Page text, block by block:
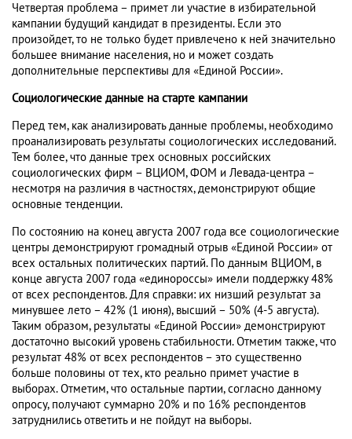
Четвертая проблема – примет ли участие в избирательной
кампании будущий кандидат в президенты. Если это
произойдет, то не только будет привлечено к ней значительно
большее внимание населения, но и может создать
дополнительные перспективы для «Единой России».
Социологические данные на старте кампании
Перед тем, как анализировать данные проблемы, необходимо
проанализировать результаты социологических исследований.
Тем более, что данные трех основных российских
социологических фирм – ВЦИОМ, ФОМ и Левада-центра –
несмотря на различия в частностях, демонстрируют общие
основные тенденции.
По состоянию на конец августа 2007 года все социологические
центры демонстрируют громадный отрыв «Единой России» от
всех остальных политических партий. По данным ВЦИОМ, в
конце августа 2007 года «единороссы» имели поддержку 48%
от всех респондентов. Для справки: их низший результат за
минувшее лето – 42% (1 июня), высший – 50% (4-5 августа).
Таким образом, результаты «Единой России» демонстрируют
достаточно высокий уровень стабильности. Отметим также, что
результат 48% от всех респондентов – это существенно
больше половины от тех, кто реально примет участие в
выборах. Отметим, что остальные партии, согласно данному
опросу, получают суммарно 20% и по 16% респондентов
затруднились ответить и не пойдут на выборы.